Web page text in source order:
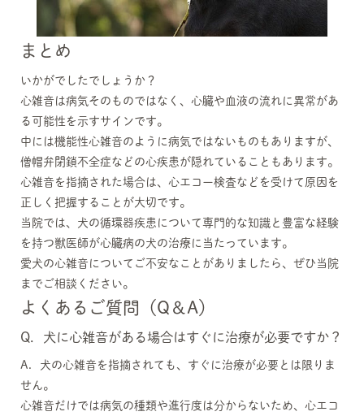
まとめ
いかがでしたでしょうか？
心雑音は病気そのものではなく、心臓や血液の流れに異常があ
る可能性を示すサインです。
中には機能性心雑音のように病気ではないものもありますが、
僧帽弁閉鎖不全症などの心疾患が隠れていることもあります。
心雑音を指摘された場合は、心エコー検査などを受けて原因を
正しく把握することが大切です。
当院では、犬の循環器疾患について専門的な知識と豊富な経験
を持つ獣医師が心臓病の犬の治療に当たっています。
愛犬の心雑音についてご不安なことがありましたら、ぜひ当院
までご相談ください。
よくあるご質問（Q＆A）
Q．犬に心雑音がある場合はすぐに治療が必要ですか？
A．犬の心雑音を指摘されても、すぐに治療が必要とは限りま
せん。
心雑音だけでは病気の種類や進行度は分からないため、心エコ